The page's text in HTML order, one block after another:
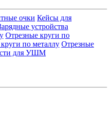
очки Кейсы для
устройства
Отрезные круги по
по металлу Отрезные
для УШМ